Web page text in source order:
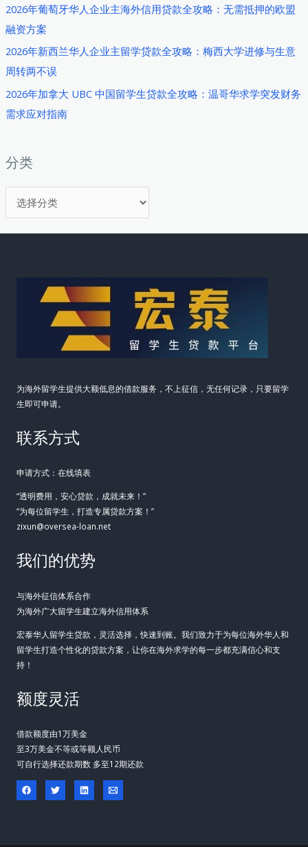
2026年葡萄牙华人企业主海外信用贷款全攻略：无需抵押的欧盟
融资方案
2026年新西兰华人企业主留学贷款全攻略：梅西大学进修与生意
周转两不误
2026年加拿大 UBC 中国留学生贷款全攻略：温哥华求学突发财务
需求应对指南
分类
类
指
南：
如
何
海
务
员
的
为海外留学生提供大额低息的借款服务，不上征信，无任何记录，只要留学
生即可申请。
联系方式
申请方式：在线填表
“透明费用，安心贷款，成就未来！”
“为每位留学生，打造专属贷款方案！”
zixun@oversea-loan.net
我们的优势
与海外征信体系合作
为海外广大留学生建立海外信用体系
宏泰华人留学生贷款，灵活选择，快速到账。我们致力于为每位海外华人和
留学生打造个性化的贷款方案，让你在海外求学的每一步都充满信心和支
持！
额度灵活
借款额度由1万美金
至3万美金不等或等额人民币
可自行选择还款期数 多至12期还款